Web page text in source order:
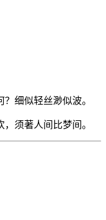
细似轻丝渺似波。
须著人间比梦间。